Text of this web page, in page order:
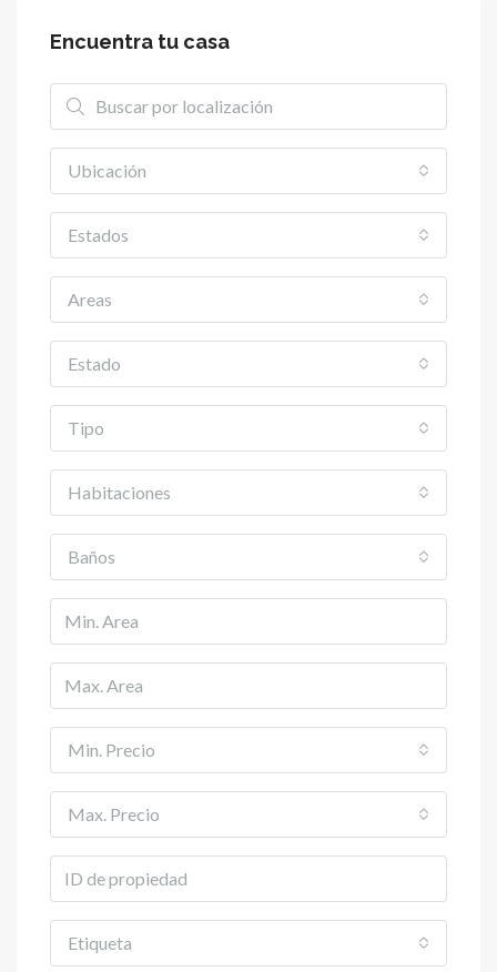
Encuentra tu casa
Ubicación
Estados
Areas
Estado
Tipo
Habitaciones
Baños
Min. Precio
Max. Precio
Etiqueta